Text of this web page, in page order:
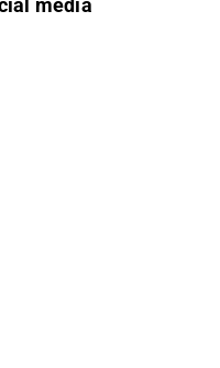
media